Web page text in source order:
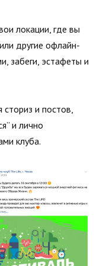
локации, где вы
другие офлайн-
забеги, эстафеты и
и постов,
и лично
клуба.